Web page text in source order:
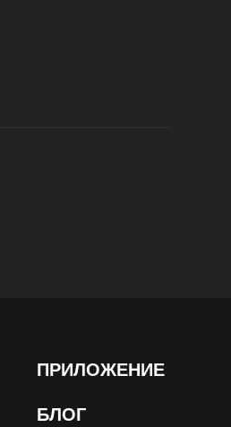
ПРИЛОЖЕНИЕ
БЛОГ